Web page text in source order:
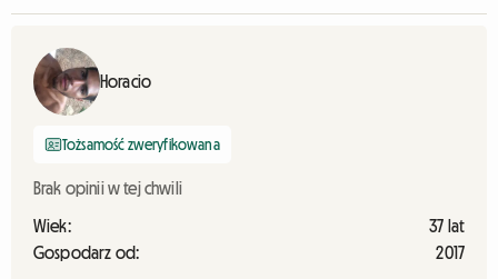
Horacio
Tożsamość zweryfikowana
Brak opinii w tej chwili
Wiek:
37 lat
Gospodarz od:
2017